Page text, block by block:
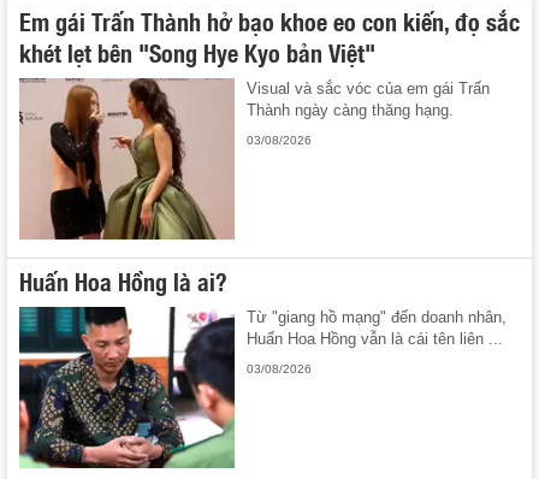
Em gái Trấn Thành hở bạo khoe eo con kiến, đọ sắc
khét lẹt bên "Song Hye Kyo bản Việt"
Visual và sắc vóc của em gái Trấn
Thành ngày càng thăng hạng.
03/08/2026
Huấn Hoa Hồng là ai?
Từ "giang hồ mạng" đến doanh nhân,
Huấn Hoa Hồng vẫn là cái tên liên ...
03/08/2026